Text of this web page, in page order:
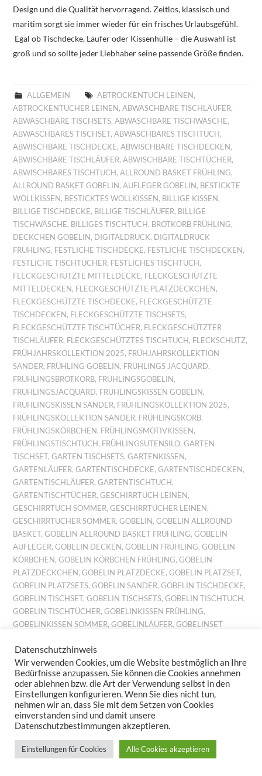
Design und die Qualität hervorragend. Zeitlos, klassisch und
maritim sorgt sie immer wieder für ein frisches Urlaubsgefühl.
Egal ob Tischdecke, Läufer oder Kissenhülle – die Auswahl ist
groß und so sollte jeder Liebhaber seine passende Größe finden.
ALLGEMEIN ABTROCKENTUCH LEINEN ,
ABTROCKENTÜCHER LEINEN ,ABWASCHBARE TISCHLÄUFER,
ABWASCHBARE TISCHSETS,ABWASCHBARE TISCHWÄSCHE,
ABWASCHBARES TISCHSET,ABWASCHBARES TISCHTUCH ,
ABWISCHBARE TISCHDECKE,ABWISCHBARE TISCHDECKEN ,
ABWISCHBARE TISCHLÄUFER,ABWISCHBARE TISCHTÜCHER,
ABWISCHBARES TISCHTUCH ,ALLROUND BASKET FRÜHLING,
ALLROUND BASKET GOBELIN ,AUFLEGER GOBELIN , BESTICKTE
WOLLKISSEN , BESTICKTES WOLLKISSEN , BILLIGE KISSEN ,
BILLIGE TISCHDECKE, BILLIGE TISCHLÄUFER, BILLIGE
TISCHWÄSCHE, BILLIGES TISCHTUCH , BROTKORB FRÜHLING,
DECKCHEN GOBELIN , DIGITALDRUCK, DIGITALDRUCK
FRÜHLING, FESTLICHE TISCHDECKE, FESTLICHE TISCHDECKEN ,
FESTLICHE TISCHTÜCHER, FESTLICHES TISCHTUCH ,
FLECKGESCHÜTZTE MITTELDECKE, FLECKGESCHÜTZTE
MITTELDECKEN , FLECKGESCHÜTZTE PLATZDECKCHEN ,
FLECKGESCHÜTZTE TISCHDECKE, FLECKGESCHÜTZTE
TISCHDECKEN , FLECKGESCHÜTZTE TISCHSETS,
FLECKGESCHÜTZTE TISCHTÜCHER, FLECKGESCHÜTZTER
TISCHLÄUFER, FLECKGESCHÜTZTES TISCHTUCH , FLECKSCHUTZ,
FRÜHJAHRSKOLLEKTION 2025, FRÜHJAHRSKOLLEKTION
SANDER, FRÜHLING GOBELIN , FRÜHLINGS JACQUARD,
FRÜHLINGSBROTKORB, FRÜHLINGSGOBELIN ,
FRÜHLINGSJACQUARD, FRÜHLINGSKISSEN GOBELIN ,
FRÜHLINGSKISSEN SANDER, FRÜHLINGSKOLLEKTION 2025,
FRÜHLINGSKOLLEKTION SANDER, FRÜHLINGSKORB,
FRÜHLINGSKÖRBCHEN , FRÜHLINGSMOTIVKISSEN ,
FRÜHLINGSTISCHTUCH , FRÜHLINGSUTENSILO,GARTEN
TISCHSET,GARTEN TISCHSETS,GARTENKISSEN ,
GARTENLÄUFER,GARTENTISCHDECKE,GARTENTISCHDECKEN ,
GARTENTISCHLÄUFER,GARTENTISCHTUCH ,
GARTENTISCHTÜCHER,GESCHIRRTUCH LEINEN ,
GESCHIRRTUCH SOMMER,GESCHIRRTÜCHER LEINEN ,
GESCHIRRTÜCHER SOMMER,GOBELIN ,GOBELIN ALLROUND
BASKET,GOBELIN ALLROUND BASKET FRÜHLING,GOBELIN
AUFLEGER,GOBELIN DECKEN ,GOBELIN FRÜHLING,GOBELIN
KÖRBCHEN ,GOBELIN KÖRBCHEN FRÜHLING,GOBELIN
PLATZDECKCHEN ,GOBELIN PLATZDECKE,GOBELIN PLATZSET,
GOBELIN PLATZSETS,GOBELIN SANDER,GOBELIN TISCHDECKE,
GOBELIN TISCHSET,GOBELIN TISCHSETS,GOBELIN TISCHTUCH ,
GOBELIN TISCHTÜCHER,GOBELINKISSEN FRÜHLING,
GOBELINKISSEN SOMMER,GOBELINLÄUFER,GOBELINSET
GOBELINTISCHLÄUFER,
GOBELINTISCHSETS FRÜHLING,JACQUARD DECKCHEN,
JACQUARD FRÜHLING,JACQUARD FRÜHLINGSMOTIV,
JACQUARD KISSEN,JACQUARD KISSENBEZUG,JACQUARD
KISSENBEZÜGE, JACQUARD MITTELDECKE ,JACQUARD
MITTELDECKEN,JACQUARD PLATZDECKCHEN
TISCHBAND,JACQUARD TISCHDECKE,JACQUARD
TISCHDECKEN,JACQUARD TISCHLÄUFER,JACQUARD TISCHSET
JACQUARD TISCHSETS,KISSEN BILLIG,KISSEN FRÜHLING
Datenschutzhinweis
Wir verwenden Cookies, um die Website bestmöglich an Ihre
Bedürfnisse anzupassen. Sie können die Cookies annehmen
oder ablehnen bzw. die Art der Verwendung selbst in den
Einstellungen konfigurieren. Wenn Sie dies nicht tun,
nehmen wir an, dass Sie mit dem Setzen von Cookies
einverstanden sind und damit unsere
Datenschutzbestimmungen akzeptieren.
Einstellungen für Cookies Alle Cookies akzeptieren